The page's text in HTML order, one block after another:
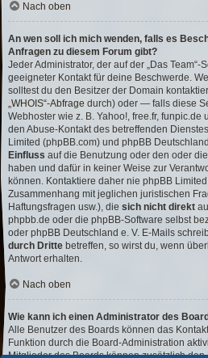
Nach oben
An wen soll ich mich wenden, falls es
Anfragen zu diesem Forum gibt?
Jeder Administrator, der auf der „Das Team“-
geeigneter Kontakt für deine Beschwerde.
solltest du den Besitzer der Domain
„WHOIS“-Abfrage durch) oder — falls diese
Webhoster wie z. B. Yahoo!, free.fr,
den Abuse-Kontakt des betreffenden
Limited (phpBB.com) und phpBB
Einfluss auf die Benutzung oder den oder
haben und dafür in keiner Weise zur
können. Kontaktiere daher nie phpBB
Zusammenhang mit jeglichen juristischen
Haftungsfragen usw.), die sich nicht direkt
phpbb.de oder die phpBB-Software selbst
oder phpBB Deutschland e. V. E-Mails
durch Dritte betreffen, so wirst du, wenn
Antwort erhalten.
Nach oben
Wie kann ich einen Administrator des
Alle Benutzer des Boards können das
Funktion durch die Board-Administration
Mitglieder des Boards können zusätzlich den